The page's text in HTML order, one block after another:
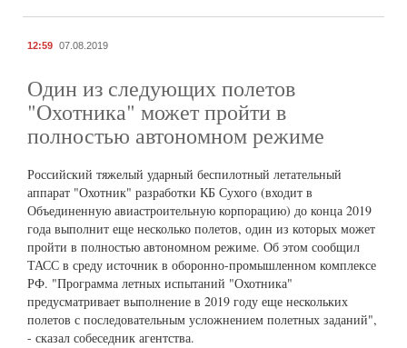
12:59 07.08.2019
Один из следующих полетов
"Охотника" может пройти в
полностью автономном режиме
Российский тяжелый ударный беспилотный летательный
аппарат "Охотник" разработки КБ Сухого (входит в
Объединенную авиастроительную корпорацию) до конца 2019
года выполнит еще несколько полетов, один из которых может
пройти в полностью автономном режиме. Об этом сообщил
ТАСС в среду источник в оборонно-промышленном комплексе
РФ. "Программа летных испытаний "Охотника"
предусматривает выполнение в 2019 году еще нескольких
полетов с последовательным усложнением полетных заданий",
- сказал собеседник агентства.